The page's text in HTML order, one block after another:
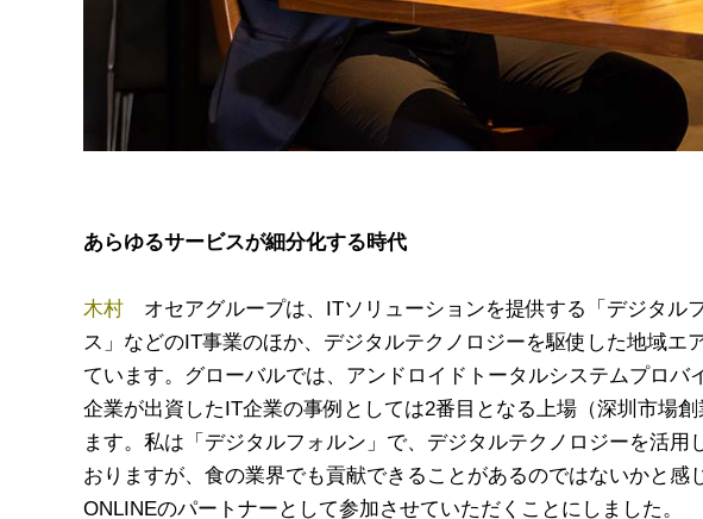
あらゆるサービスが細分化する時代
木村オセアグループは、ITソリューションを提供する「デジタル
ス」などのIT事業のほか、デジタルテクノロジーを駆使した地域
ています。グローバルでは、アンドロイドトータルシステムプロ
企業が出資したIT企業の事例としては2番目となる上場（深圳市場
ます。私は「デジタルフォルン」で、デジタルテクノロジーを活
おりますが、食の業界でも貢献できることがあるのではないかと
ONLINEのパートナーとして参加させていただくことにしました。